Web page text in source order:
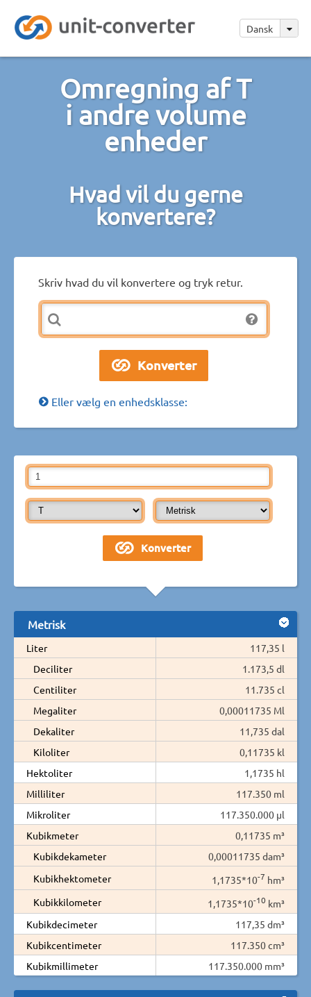
Dansk
Omregning af T
i andre volume
enheder
Hvad vil du gerne
konvertere?
Skriv hvad du vil konvertere og tryk retur.
Eller vælg en enhedsklasse:
Metrisk
Liter
117,35 l
Deciliter
1.173,5 dl
Centiliter
11.735 cl
Megaliter
0,00011735 Ml
Dekaliter
11,735 dal
Kiloliter
0,11735 kl
Hektoliter
1,1735 hl
Milliliter
117.350 ml
Mikroliter
117.350.000 µl
Kubikmeter
0,11735 m³
Kubikdekameter
0,00011735 dam³
Kubikhektometer
1,1735*10-7 hm³
Kubikkilometer
1,1735*10-10 km³
Kubikdecimeter
117,35 dm³
Kubikcentimeter
117.350 cm³
Kubikmillimeter
117.350.000 mm³